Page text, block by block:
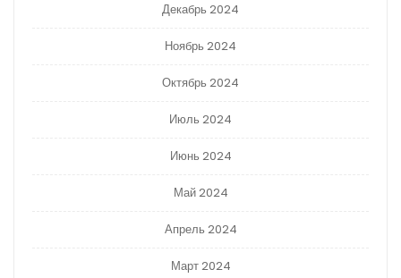
Декабрь 2024
Ноябрь 2024
Октябрь 2024
Июль 2024
Июнь 2024
Май 2024
Апрель 2024
Март 2024